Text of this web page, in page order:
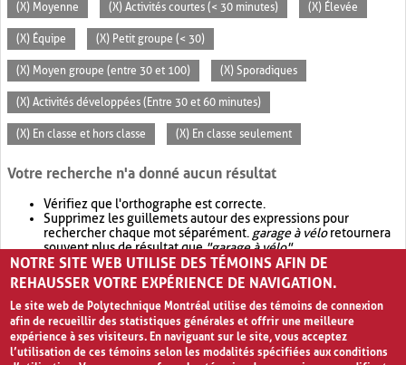
(X) Moyenne (X) Activités courtes (< 30 minutes) (X) Élevée
(X) Équipe (X) Petit groupe (< 30)
(X) Moyen groupe (entre 30 et 100) (X) Sporadiques
(X) Activités développées (Entre 30 et 60 minutes)
(X) En classe et hors classe (X) En classe seulement
Votre recherche n'a donné aucun résultat
Vérifiez que l'orthographe est correcte.
Supprimez les guillemets autour des expressions pour
rechercher chaque mot séparément. garage à véloretournera
souvent plus de résultat que"garage à vélo".
Envisagez d'élargir votre recherche avec OR.garage OR vélo
retournera souvent plus de résultat quegarage à vélo
NOTRE SITE WEB UTILISE DES TÉMOINS AFIN DE
REHAUSSER VOTRE EXPÉRIENCE DE NAVIGATION.
Le site web de Polytechnique Montréal utilise des témoins de connexion
afin de recueillir des statistiques générales et offrir une meilleure
expérience à ses visiteurs. En naviguant sur le site, vous acceptez
l’utilisation de ces témoins selon les modalités spécifiées aux conditions